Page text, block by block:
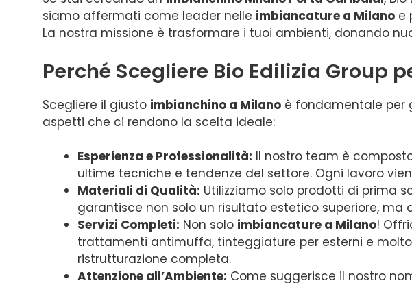
siamo affermati come leader nelle imbiancature a Milano e
La nostra missione è trasformare i tuoi ambienti, donando
Perché Scegliere Bio Edilizia Group
Scegliere il giusto imbianchino a Milano è fondamentale per
aspetti che ci rendono la scelta ideale:
Esperienza e Professionalità: Il nostro team è
ultime tecniche e tendenze del settore. Ogni lavoro
Materiali di Qualità: Utilizziamo solo prodotti di prima
garantisce non solo un risultato estetico superiore,
Servizi Completi: Non solo imbiancature a Milano!
trattamenti antimuffa, tinteggiature per esterni e
ristrutturazione completa.
Attenzione all’Ambiente: Come suggerisce il nostro